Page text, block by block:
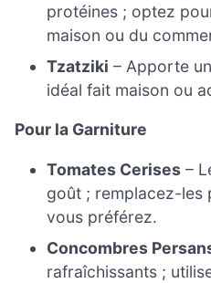
protéines ; optez
maison ou du
Tzatziki – Apporte
idéal fait maison ou
Pour la Garniture
Tomates Cerises –
goût ; remplacez-les
vous préférez.
Concombres
rafraîchissants ;